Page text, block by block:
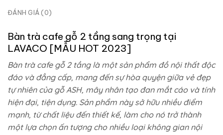
ĐÁNH GIÁ (0)
Bàn trà cafe gỗ 2 tầng sang trọng tại
LAVACO [MẪU HOT 2023]
Bàn trà cafe gỗ 2 tầng là một sản phẩm đồ nội thất độc
đáo và đẳng cấp, mang đến sự hòa quyện giữa vẻ đẹp
tự nhiên của gỗ ASH, mây nhân tạo đan mắt cáo và tính
hiện đại, tiện dụng. Sản phẩm này sở hữu nhiều điểm
mạnh, từ chất liệu đến thiết kế, làm cho nó trở thành
một lựa chọn ấn tượng cho nhiều loại không gian nội